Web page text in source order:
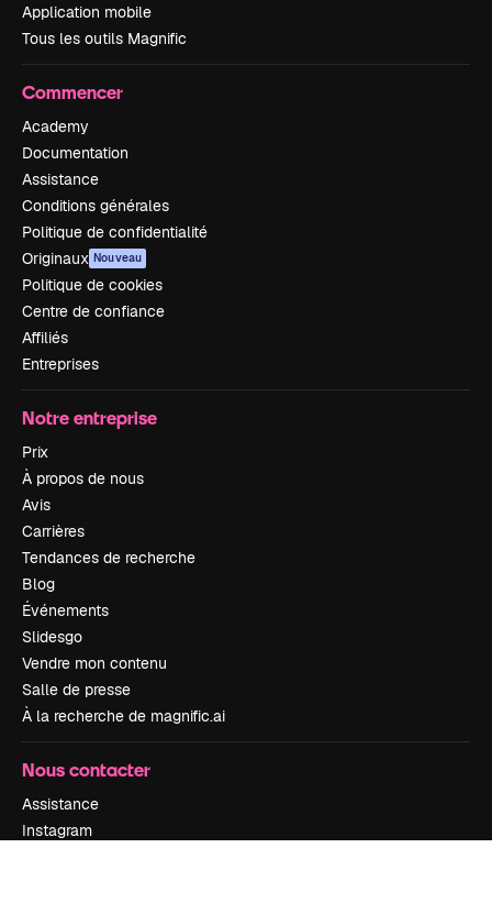
Application mobile
Tous les outils Magnific
Commencer
Academy
Documentation
Assistance
Conditions générales
Politique de confidentialité
Originaux Nouveau
Politique de cookies
Centre de confiance
Affiliés
Entreprises
Notre entreprise
Prix
À propos de nous
Avis
Carrières
Tendances de recherche
Blog
Événements
Slidesgo
Vendre mon contenu
Salle de presse
À la recherche de magnific.ai
Nous contacter
Assistance
Instagram